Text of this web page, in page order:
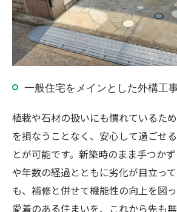
一般住宅をメインとした外構工
植栽や石材の扱いにも慣れているた
を損なうことなく、安心して過ごせ
とが可能です。新築時のまま手つか
や年数の経過とともに劣化が目立っ
も、補修と併せて機能性の向上を図っ
愛着のある住まいを、これから先も